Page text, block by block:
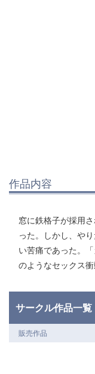
作品内容
窓に鉄格子が採用
った。しかし、や
い苦痛であった。
のようなセックス
サークル作品一覧
販売作品